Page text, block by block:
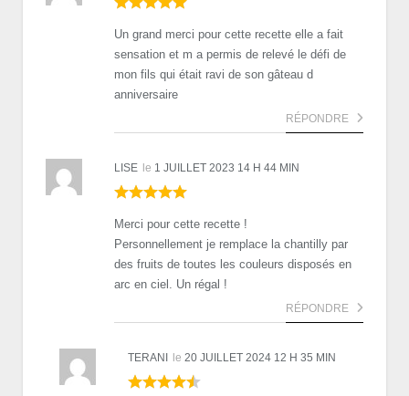
Un grand merci pour cette recette elle a fait
sensation et m a permis de relevé le défi de
mon fils qui était ravi de son gâteau d
anniversaire
RÉPONDRE
LISE le 1 JUILLET 2023 14 H 44 MIN
Merci pour cette recette !
Personnellement je remplace la chantilly par
des fruits de toutes les couleurs disposés en
arc en ciel. Un régal !
RÉPONDRE
TERANI le 20 JUILLET 2024 12 H 35 MIN